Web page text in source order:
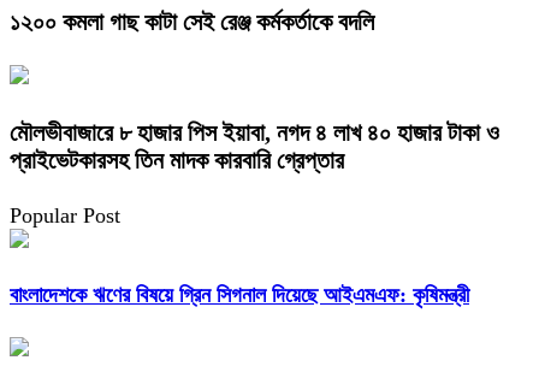
১২০০ কমলা গাছ কাটা সেই রেঞ্জ কর্মকর্তাকে বদলি
মৌলভীবাজারে ৮ হাজার পিস ইয়াবা, নগদ ৪ লাখ ৪০ হাজার টাকা ও
প্রাইভেটকারসহ তিন মাদক কারবারি গ্রেপ্তার
Popular Post
বাংলাদেশকে ঋণের বিষয়ে গ্রিন সিগনাল দিয়েছে আইএমএফ: কৃষিমন্ত্রী